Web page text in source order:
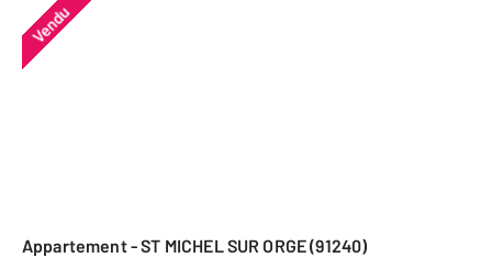
Vendu
Appartement - ST MICHEL SUR ORGE (91240)